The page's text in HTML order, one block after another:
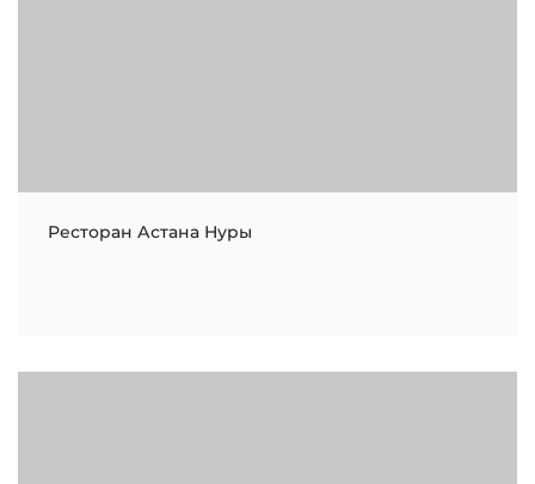
Ресторан Астана Нуры